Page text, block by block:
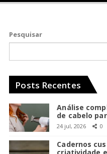
Pesquisar
Posts Recentes
Análise
de cabelo
24 jul, 2026 0
Cadernos